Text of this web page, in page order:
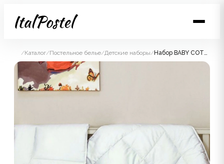
/Каталог/Постельное белье/Детские наборы/ Набор BABY COTTON GRASS всесезонное одеяло 100x135 / подушка 40x60